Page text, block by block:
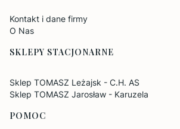
Kontakt i dane firmy
O Nas
SKLEPY STACJONARNE
Sklep TOMASZ Leżajsk - C.H. AS
Sklep TOMASZ Jarosław - Karuzela
POMOC